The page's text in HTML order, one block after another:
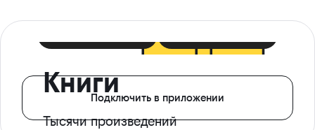
Книги
Тысячи произведений
Подключить в приложении